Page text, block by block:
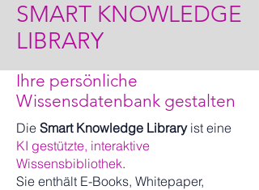
SMART KNOWLEDGE
LIBRARY
Ihre persönliche
Wissensdatenbank gestalten
Die Smart Knowledge Libraryist eine
KI gestützte, interaktive
Wissensbibliothek.
Sie enthält E-Books, Whitepaper,